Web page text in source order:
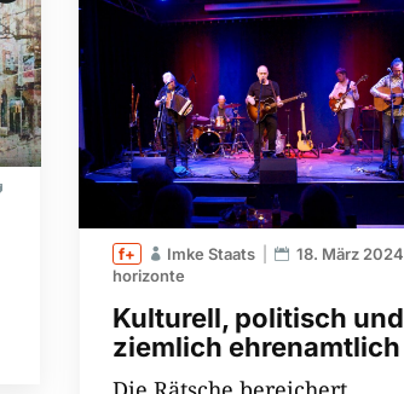
Kulturell, politisch und
ziemlich ehrenamtlich
Imke Staats
18. März 2024
horizonte